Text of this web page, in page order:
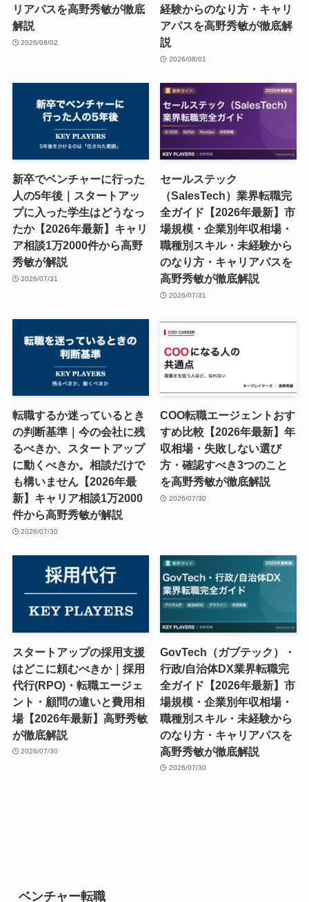
リアパスを高野秀敏が徹底
解説
2026/08/02
経験からのなり方・キャリ
アパスを高野秀敏が徹底解
説
2026/08/01
新卒でベンチャーに行った
人の5年後｜スタートアッ
プに入った学生はどうなっ
たか【2026年最新】キャリ
ア相談1万2000件から高野
秀敏が解説
2026/07/31
セールステック
（SalesTech）業界転職完
全ガイド【2026年最新】市
場規模・企業別年収相場・
職種別スキル・未経験から
のなり方・キャリアパスを
高野秀敏が徹底解説
2026/07/31
転職するか迷っているとき
の判断基準｜今の会社に残
るべきか、スタートアップ
に動くべきか。相談だけで
も構いません【2026年最
新】キャリア相談1万2000
件から高野秀敏が解説
2026/07/30
COO転職エージェントおす
すめ比較【2026年最新】年
収相場・失敗しない選び
方・確認すべき3つのこと
を高野秀敏が徹底解説
2026/07/30
スタートアップの採用支援
はどこに頼むべきか｜採用
代行(RPO)・転職エージェ
ント・顧問の違いと費用相
場【2026年最新】高野秀敏
が徹底解説
2026/07/30
GovTech（ガブテック）・
行政/自治体DX業界転職完
全ガイド【2026年最新】市
場規模・企業別年収相場・
職種別スキル・未経験から
のなり方・キャリアパスを
高野秀敏が徹底解説
2026/07/30
ベンチャー転職